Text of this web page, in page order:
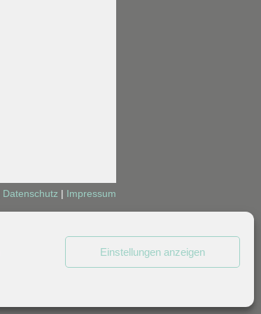
Einstellungen anzeigen
Datenschutz | Impressum